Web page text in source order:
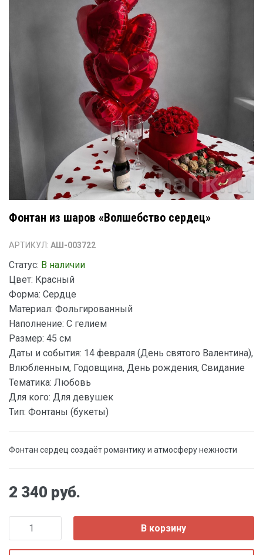
Фонтан из шаров «Волшебство сердец»
АРТИКУЛ: АШ-003722
Статус: В наличии
Цвет: Красный
Форма: Сердце
Материал: Фольгированный
Наполнение: С гелием
Размер: 45 см
Даты и события: 14 февраля (День святого Валентина),
Влюбленным, Годовщина, День рождения, Свидание
Тематика: Любовь
Для кого: Для девушек
Тип: Фонтаны (букеты)
Фонтан сердец создаёт романтику и атмосферу нежности
2 340 руб.
В корзину